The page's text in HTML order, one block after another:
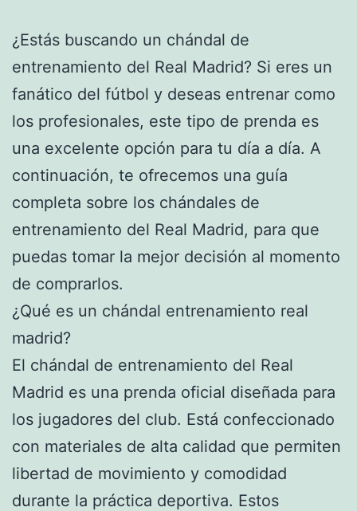
¿Estás buscando un chándal de
entrenamiento del Real Madrid? Si eres un
fanático del fútbol y deseas entrenar como
los profesionales, este tipo de prenda es
una excelente opción para tu día a día. A
continuación, te ofrecemos una guía
completa sobre los chándales de
entrenamiento del Real Madrid, para que
puedas tomar la mejor decisión al momento
de comprarlos.
¿Qué es un chándal entrenamiento real
madrid?
El chándal de entrenamiento del Real
Madrid es una prenda oficial diseñada para
los jugadores del club. Está confeccionado
con materiales de alta calidad que permiten
libertad de movimiento y comodidad
durante la práctica deportiva. Estos